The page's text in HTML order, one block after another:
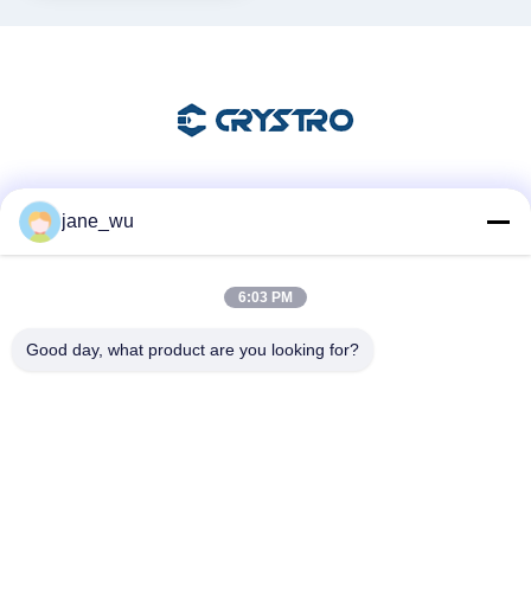
jane_wu
6:03 PM
Good day, what product are you looking for?